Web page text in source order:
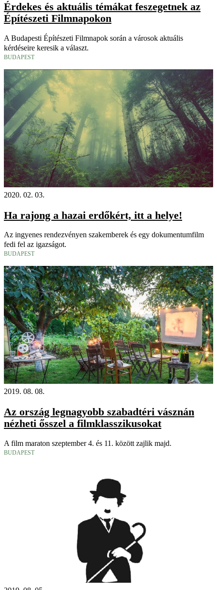
Érdekes és aktuális témákat feszegetnek az
Építészeti Filmnapokon
A Budapesti Építészeti Filmnapok során a városok aktuális
kérdéseire keresik a választ.
BUDAPEST
2020. 02. 03.
Ha rajong a hazai erdőkért, itt a helye!
Az ingyenes rendezvényen szakemberek és egy dokumentumfilm
fedi fel az igazságot.
BUDAPEST
2019. 08. 08.
Az ország legnagyobb szabadtéri vásznán
nézheti ősszel a filmklasszikusokat
A film maraton szeptember 4. és 11. között zajlik majd.
BUDAPEST